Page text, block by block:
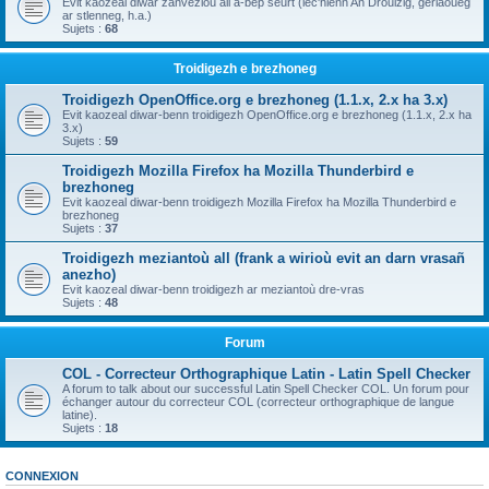
ar stlenneg, h.a.)
Sujets : 68
Troidigezh e brezhoneg
Troidigezh OpenOffice.org e brezhoneg (1.1.x, 2.x ha 3.x)
Evit kaozeal diwar-benn troidigezh OpenOffice.org e brezhoneg (1.1.x, 2.x ha
3.x)
Sujets : 59
Troidigezh Mozilla Firefox ha Mozilla Thunderbird e
brezhoneg
Evit kaozeal diwar-benn troidigezh Mozilla Firefox ha Mozilla Thunderbird e
brezhoneg
Sujets : 37
Troidigezh meziantoù all (frank a wirioù evit an darn vrasañ
anezho)
Evit kaozeal diwar-benn troidigezh ar meziantoù dre-vras
Sujets : 48
Forum
COL - Correcteur Orthographique Latin - Latin Spell Checker
A forum to talk about our successful Latin Spell Checker COL. Un forum pour
échanger autour du correcteur COL (correcteur orthographique de langue
latine).
Sujets : 18
CONNEXION